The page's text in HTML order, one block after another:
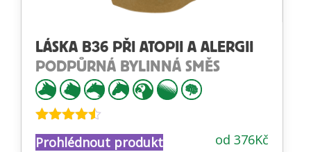
LÁSKA B36 PŘI ATOPII A ALERGII
PODPŮRNÁ BYLINNÁ SMĚS
Hodnocení
4.44 z 5 od 376Kč
Prohlédnout produkt